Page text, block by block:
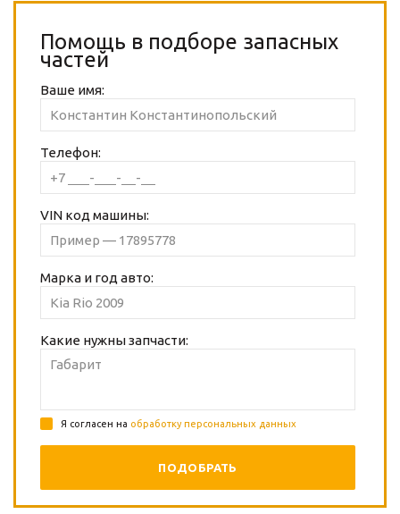
Помощь в подборе запасных
частей
Ваше имя:
Телефон:
VIN код машины:
Марка и год авто:
Какие нужны запчасти:
Я согласен на обработку персональных данных
ПОДОБРАТЬ